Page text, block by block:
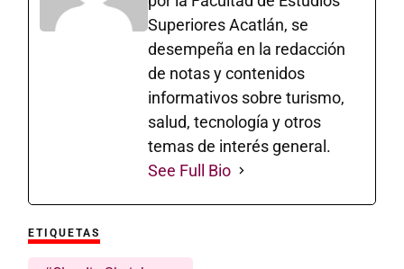
Superiores Acatlán, se
desempeña en la redacción
de notas y contenidos
informativos sobre turismo,
salud, tecnología y otros
temas de interés general.
See Full Bio
ETIQUETAS